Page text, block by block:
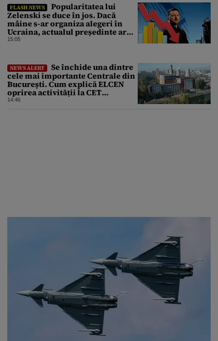
FLASH NEWS
Popularitatea lui
Zelenski se duce în jos. Dacă
mâine s-ar organiza alegeri în
Ucraina, actualul președinte ar
pierde categoric în turul al doilea
15:05
NEWS ALERT
Se închide una dintre
cele mai importante Centrale din
București. Cum explică ELCEN
oprirea activității la CET
Grozăvești
14:46